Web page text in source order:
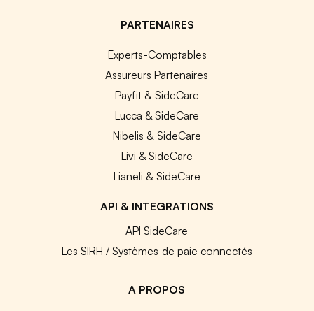
PARTENAIRES
Experts-Comptables
Assureurs Partenaires
Payfit & SideCare
Lucca & SideCare
Nibelis & SideCare
Livi & SideCare
Lianeli & SideCare
API & INTEGRATIONS
API SideCare
Les SIRH / Systèmes de paie connectés
A PROPOS